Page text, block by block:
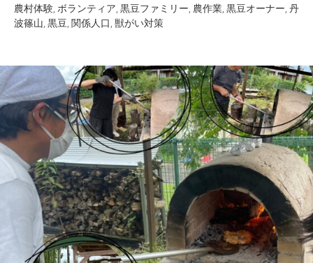
農村体験 ボランティア 黒豆ファミリー 農作業 黒豆オーナー 丹
波篠山 黒豆 関係人口 獣がい対策